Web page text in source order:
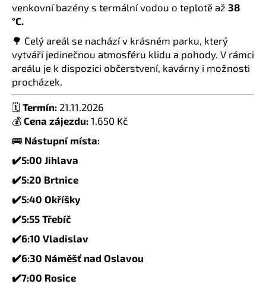
venkovní bazény s termální vodou o teplotě až 38
°C.
🌳 Celý areál se nachází v krásném parku, který
vytváří jedinečnou atmosféru klidu a pohody. V rámci
areálu je k dispozici občerstvení, kavárny i možnosti
procházek.
🗓️ Termín: 21.11.2026
💰 Cena zájezdu: 1.650 Kč
🚌 Nástupní místa:
✔️5:00 Jihlava
✔️5:20 Brtnice
✔️5:40 Okříšky
✔️5:55 Třebíč
✔️6:10 Vladislav
✔️6:30 Náměšť nad Oslavou
✔️7:00 Rosice